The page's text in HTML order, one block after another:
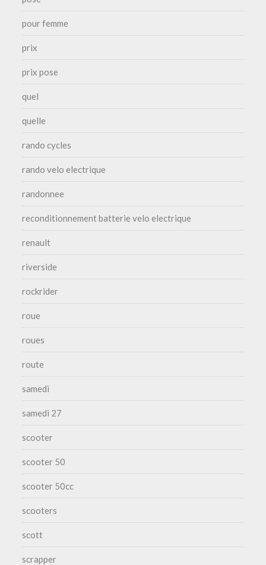
pour femme
prix
prix pose
quel
quelle
rando cycles
rando velo electrique
randonnee
reconditionnement batterie velo electrique
renault
riverside
rockrider
roue
roues
route
samedi
samedi 27
scooter
scooter 50
scooter 50cc
scooters
scott
scrapper